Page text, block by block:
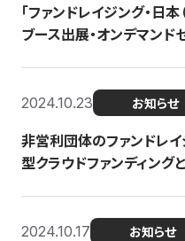
「ファンドレイジング・日
ブース出展・オンデマンド
2024.10.23 お知らせ
非営利団体のファンドレ
型クラウドファンディング
2024.10.17 お知らせ